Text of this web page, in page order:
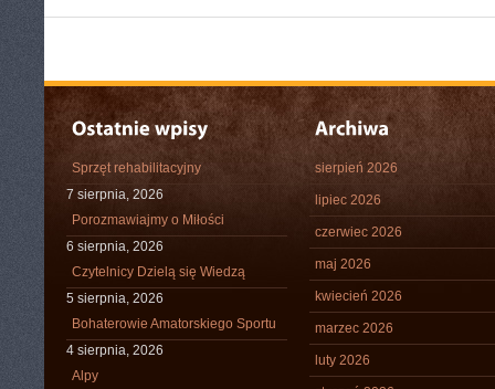
Sprzęt rehabilitacyjny
7 sierpnia, 2026
Porozmawiajmy o Miłości
6 sierpnia, 2026
Czytelnicy Dzielą się Wiedzą
5 sierpnia, 2026
Bohaterowie Amatorskiego Sportu
4 sierpnia, 2026
Alpy
sierpień 2026
lipiec 2026
czerwiec 2026
maj 2026
kwiecień 2026
marzec 2026
luty 2026